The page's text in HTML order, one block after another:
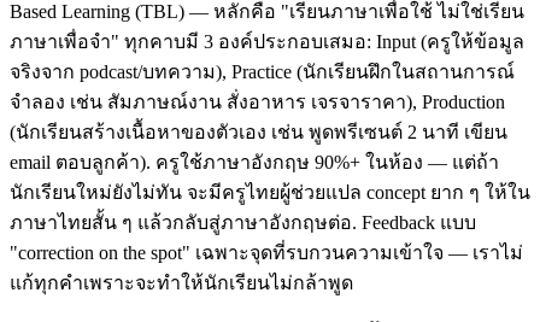
Based Learning (TBL) — หลักคือ "เรียนภาษาเพื่อใช้ ไม่ใช่เรียน
ภาษาเพื่อจำ" ทุกคาบมี 3 องค์ประกอบเสมอ: Input (ครูให้ข้อมูล
จริงจาก podcast/บทความ), Practice (นักเรียนฝึกในสถานการณ์
จำลอง เช่น สัมภาษณ์งาน สั่งอาหาร เจรจาราคา), Production
(นักเรียนสร้างเนื้อหาของตัวเอง เช่น พูดพรีเซนต์ 2 นาที เขียน
email ตอบลูกค้า). ครูใช้ภาษาอังกฤษ 90%+ ในห้อง — แต่ถ้า
นักเรียนใหม่ยังไม่ทัน จะมีครูไทยผู้ช่วยแปล concept ยาก ๆ ให้ใน
ภาษาไทยสั้น ๆ แล้วกลับสู่ภาษาอังกฤษต่อ. Feedback แบบ
"correction on the spot" เฉพาะจุดที่รบกวนความเข้าใจ — เราไม่
แก้ทุกคำเพราะจะทำให้นักเรียนไม่กล้าพูด